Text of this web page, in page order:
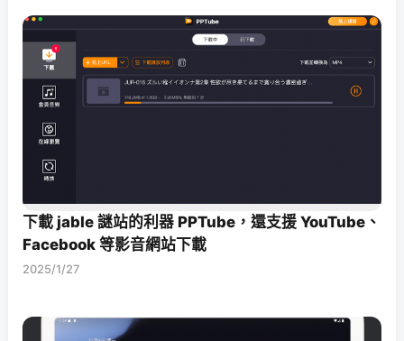
下載 jable 謎站的利器 PPTube，還支援 YouTube、
Facebook 等影音網站下載
2025/1/27